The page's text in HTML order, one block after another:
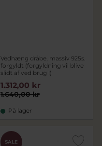
Vedhæng dråbe, massiv 925s.
forgyldt (forgyldning vil blive
slidt af ved brug !)
1.640,00 kr
1.312,00 kr
På lager
SALE